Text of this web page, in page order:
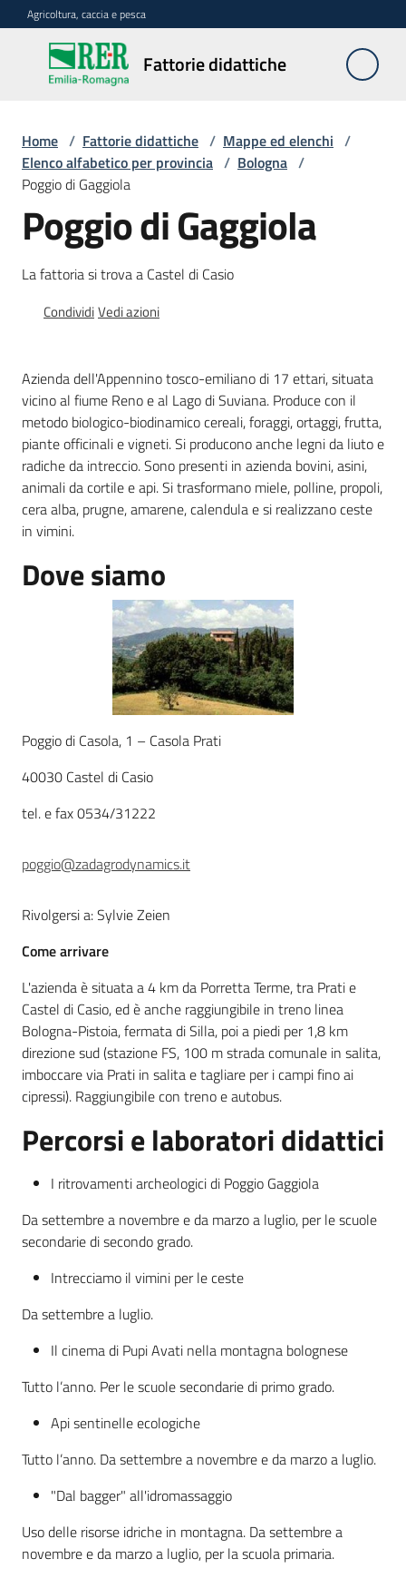
Vai al contenuto
Vai alla navigazione
Vai al footer
Agricoltura, caccia e pesca
Fattorie didattiche
Fattorie
didattiche
Trova
sulla
Menu selezionato
Requisiti
necessari
Corsi
Agricoltura
in
cifre
Agricoltura,
caccia e
pesca
Servizi
Piani programmi
progetti
Home / Fattorie didattiche / Mappe ed elenchi /
Elenco alfabetico per provincia / Bologna /
Poggio di Gaggiola
Poggio di Gaggiola
La fattoria si trova a Castel di Casio
CondividiVedi azioni
Azienda dell'Appennino tosco-emiliano di 17 ettari, situata
vicino al fiume Reno e al Lago di Suviana. Produce con il
metodo biologico-biodinamico cereali, foraggi, ortaggi, frutta,
piante officinali e vigneti. Si producono anche legni da liuto e
radiche da intreccio. Sono presenti in azienda bovini, asini,
animali da cortile e api. Si trasformano miele, polline, propoli,
cera alba, prugne, amarene, calendula e si realizzano ceste
in vimini.
Dove siamo
Poggio di Casola, 1 – Casola Prati
40030 Castel di Casio
tel. e fax 0534/31222
poggio@zadagrodynamics.it
Rivolgersi a: Sylvie Zeien
Come arrivare
L'azienda è situata a 4 km da Porretta Terme, tra Prati e
Castel di Casio, ed è anche raggiungibile in treno linea
Bologna-Pistoia, fermata di Silla, poi a piedi per 1,8 km
direzione sud (stazione FS, 100 m strada comunale in salita,
imboccare via Prati in salita e tagliare per i campi fino ai
cipressi). Raggiungibile con treno e autobus.
Percorsi e laboratori didattici
I ritrovamenti archeologici di Poggio Gaggiola
Da settembre a novembre e da marzo a luglio, per le scuole
secondarie di secondo grado.
Intrecciamo il vimini per le ceste
Da settembre a luglio.
Il cinema di Pupi Avati nella montagna bolognese
Tutto l’anno. Per le scuole secondarie di primo grado.
Api sentinelle ecologiche
Tutto l’anno. Da settembre a novembre e da marzo a luglio.
"Dal bagger" all'idromassaggio
Uso delle risorse idriche in montagna. Da settembre a
novembre e da marzo a luglio, per la scuola primaria.